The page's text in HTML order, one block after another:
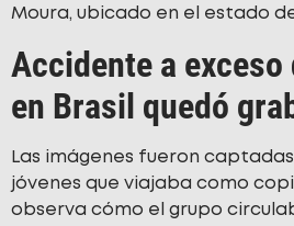
Moura, ubicado en el estado
Accidente a exceso
en Brasil quedó
Las imágenes fueron
jóvenes que viajaba como
observa cómo el grupo